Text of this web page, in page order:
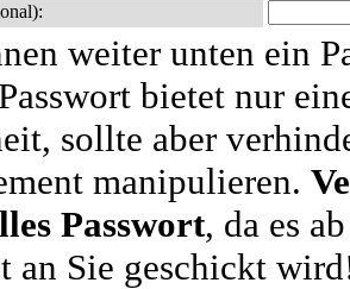
weiter unten ein
bietet nur
sollte aber
manipulieren.
Passwort, da es
an Sie geschickt